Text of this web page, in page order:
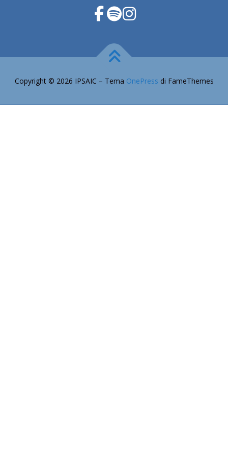
Copyright © 2026 IPSAIC – Tema OnePress di FameThemes